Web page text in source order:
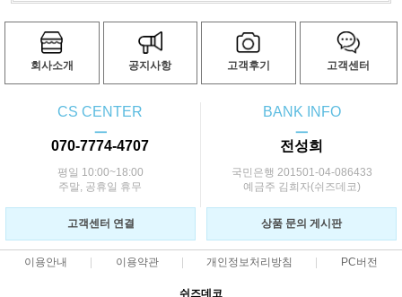
회사소개 공지사항 고객후기 고객센터
CS CENTER
ㅡ
070-7774-4707
평일 10:00~18:00
주말, 공휴일 휴무
BANK INFO
ㅡ
전성희
국민은행 201501-04-086433
예금주 김희자(쉬즈데코)
고객센터 연결 상품 문의 게시판
이용안내 이용약관 개인정보처리방침 PC버전
쉬즈데코